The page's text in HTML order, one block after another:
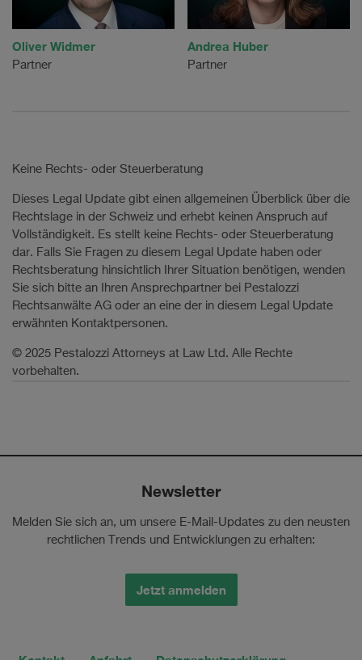
Oliver Widmer
Partner
Andrea Huber
Partner
Keine Rechts- oder Steuerberatung
Dieses Legal Update gibt einen allgemeinen Überblick über die
Rechtslage in der Schweiz und erhebt keinen Anspruch auf
Vollständigkeit. Es stellt keine Rechts- oder Steuerberatung
dar. Falls Sie Fragen zu diesem Legal Update haben oder
Rechtsberatung hinsichtlich Ihrer Situation benötigen, wenden
Sie sich bitte an Ihren Ansprechpartner bei Pestalozzi
Rechtsanwälte AG oder an eine der in diesem Legal Update
erwähnten Kontaktpersonen.
© 2025 Pestalozzi Attorneys at Law Ltd. Alle Rechte
vorbehalten.
Newsletter
Melden Sie sich an, um unsere E-Mail-Updates zu den neusten
rechtlichen Trends und Entwicklungen zu erhalten:
Jetzt anmelden